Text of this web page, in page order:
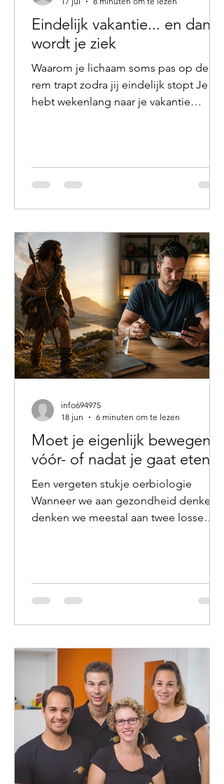
Eindelijk vakantie... en dan
wordt je ziek
Waarom je lichaam soms pas op de
rem trapt zodra jij eindelijk stopt Je
hebt wekenlang naar je vakantie
e-mails moesten eruit en thuis
wachtten de koffers. Je voelde je
Straks heb ik vakantie. En dan is het
eindelijk zover. De eerste dag ben je
nog wat onrustig. Een dag later word
je wakker met
Moet je eigenlijk bewegen
vóór- of nadat je gaat eten?
Een vergeten stukje oerbiologie
Wanneer we aan gezondheid denken,
denken we meestal aan twee losse
bewegen essentieel is voor onze
gezondheid. Maar zelden staan we stil
perspectief interessant. Onze
voorouders stonden niet op, liepen
naar de koelkast, maakten een ontbijt
en gingen vervolgens achter een
beeldscherm
info694975
18 jun
6 minuten om te lezen